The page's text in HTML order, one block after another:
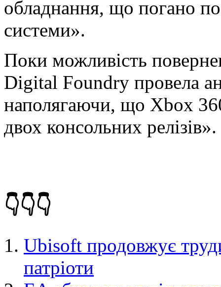
обладнання, що погано
системи».
Поки можливість
Digital Foundry провела
наполягаючи, що Xbox
двох консольних релізів».
👇👇👇
Ubisoft продовжує
патріоти